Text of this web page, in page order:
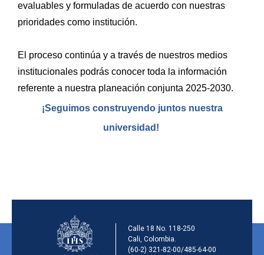
evaluables y formuladas de acuerdo con nuestras
prioridades como institución.
El proceso continúa y a través de nuestros medios
institucionales podrás conocer toda la información
referente a nuestra planeación conjunta 2025-2030.
¡Seguimos construyendo juntos nuestra
universidad!
Información de la
Calle 18 No. 118-250
Cali, Colombia.
(60-2) 321-82-00/485-64-00